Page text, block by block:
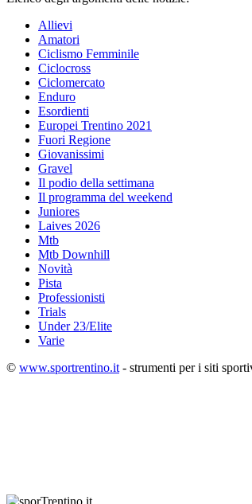
Allievi
Amatori
Ciclismo Femminile
Ciclocross
Ciclomercato
Enduro
Esordienti
Europei Trentino 2021
Fuori Regione
Giovanissimi
Gravel
Il podio della settimana
Il programma del weekend
Juniores
Laives 2026
Mtb
Mtb Downhill
Novità
Pista
Professionisti
Trials
Under 23/Elite
Varie
© www.sportrentino.it - strumenti per i siti